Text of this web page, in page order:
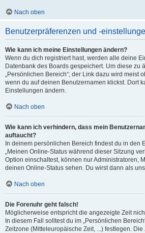
Nach oben
Benutzerpräferenzen und -
Wie kann ich meine Einstellungen ändern?
Wenn du dich registriert hast, werden alle deine
Datenbank des Boards gespeichert. Um diese zu
„Persönlichen Bereich“; der Link dazu wird meist
wenn du auf deinen Benutzernamen klickst. Dort
Einstellungen ändern.
Nach oben
Wie kann ich verhindern, dass mein
auftaucht?
In deinem persönlichen Bereich findest du in den
„Meinen Online-Status während dieser Sitzung
Option einschaltest, können nur Administratoren,
deinen Online-Status sehen. Du wirst dann als
Nach oben
Die Forenuhr geht falsch!
Möglicherweise entspricht die angezeigte Zeit
In diesem Fall solltest du im „Persönlichen
Zeitzone (Mitteleuropäische Zeit, ...) festlegen.